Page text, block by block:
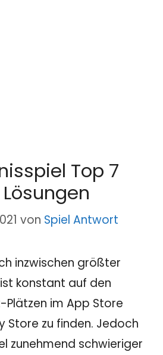
Top 7
von Spiel Antwort
inzwischen größter
konstant auf den
im App Store
Store zu finden. Jedoch
zunehmend schwieriger